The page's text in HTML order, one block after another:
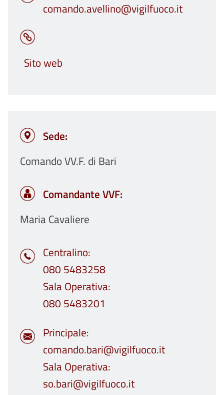
comando.avellino@vigilfuoco.it
Sito web
Sede:
Comando VV.F. di Bari
Comandante VVF:
Maria Cavaliere
Centralino
080 5483258
Sala Operativa
080 5483201
Principale
comando.bari@vigilfuoco.it
Sala Operativa
so.bari@vigilfuoco.it